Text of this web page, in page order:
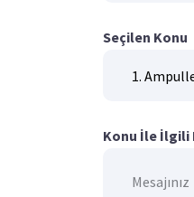
Seçilen Konu
Konu İle İlgili